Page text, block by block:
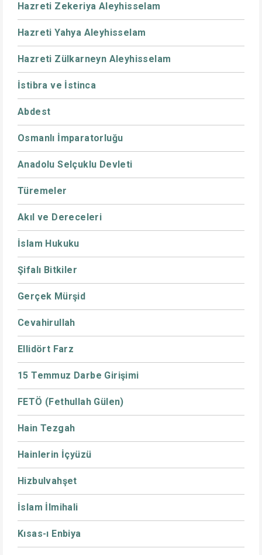
Hazreti Zekeriya Aleyhisselam
Hazreti Yahya Aleyhisselam
Hazreti Zülkarneyn Aleyhisselam
İstibra ve İstinca
Abdest
Osmanlı İmparatorluğu
Anadolu Selçuklu Devleti
Türemeler
Akıl ve Dereceleri
İslam Hukuku
Şifalı Bitkiler
Gerçek Mürşid
Cevahirullah
Ellidört Farz
15 Temmuz Darbe Girişimi
FETÖ (Fethullah Gülen)
Hain Tezgah
Hainlerin İçyüzü
Hizbulvahşet
İslam İlmihali
Kısas-ı Enbiya